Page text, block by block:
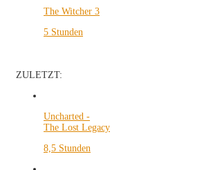
The Witcher 3
5 Stunden
ZULETZT:
Uncharted -
The Lost Legacy
8,5 Stunden